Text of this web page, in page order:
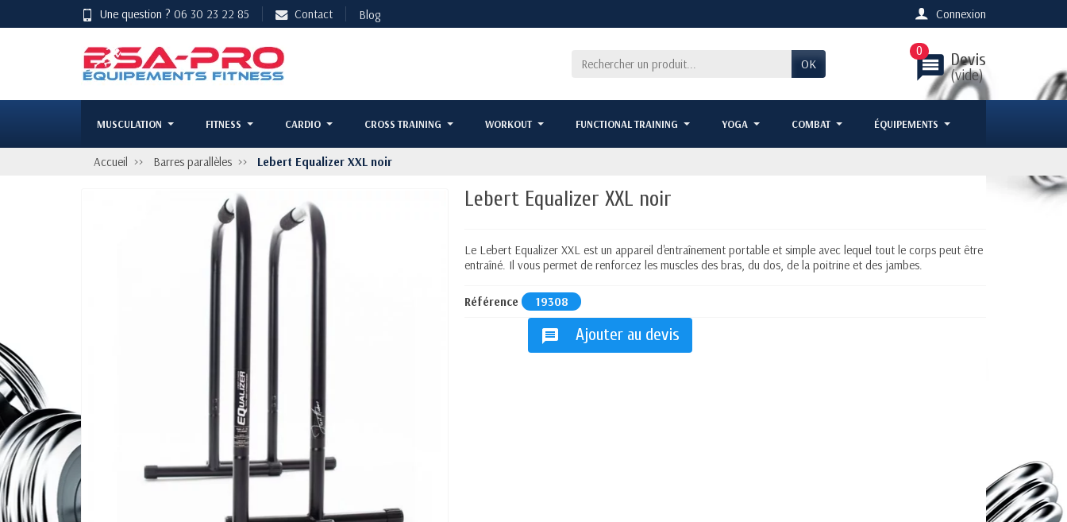
Une question ? 06 30 23 22 85 Contact Blog Connexion
OK message Devis
(vide)
0
MUSCULATION FITNESS CARDIO CROSS TRAINING WORKOUT FUNCTIONAL TRAINING YOGA COMBAT ÉQUIPEMENTS
Accueil Barres parallèles Lebert Equalizer XXL noir
Lebert Equalizer XXL noir
Le Lebert Equalizer XXL est un appareil d'entraînement portable et simple avec lequel tout le corps peut être
entraîné. Il vous permet de renforcez les muscles des bras, du dos, de la poitrine et des jambes.
Référence 19308
message Ajouter au devis